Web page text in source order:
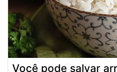
Você pode salvar